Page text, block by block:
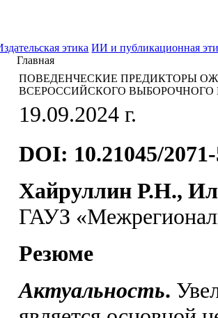
этика ИИ и публикационная
Главная
ПОВЕДЕНЧЕСКИЕ ПРЕДИКТОРЫ
ВСЕРОССИЙСКОГО ВЫБОРОЧНОГО
19.09.2024 г.
DOI: 10.21045/
Хайруллин Р.Н.,
ГАУЗ
Резюме
Актуальность.